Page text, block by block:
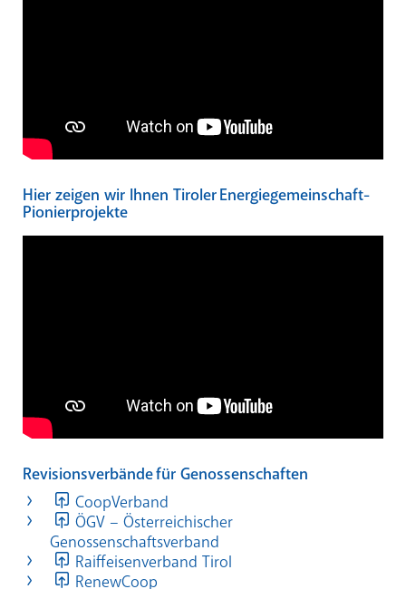
Hier zeigen wir Ihnen Tiroler Energiegemeinschaft-
Pionierprojekte
Revisionsverbände für Genossenschaften
CoopVerband
ÖGV – Österreichischer
Genossenschaftsverband
Raiffeisenverband Tirol
RenewCoop